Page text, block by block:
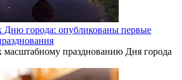
Дню города: опубликованы первые
масштабному празднованию Дня города